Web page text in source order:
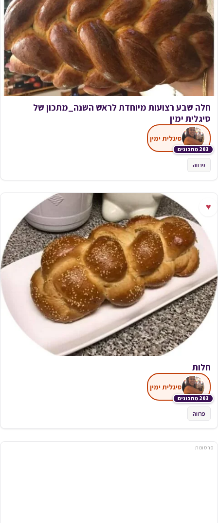
חלה שבע רצועות מיוחדת לראש השנה‏_מתכון של
סיגלית ימין
203 מתכונים
סיגלית ימין
פרווה
♥
חלות
203 מתכונים
סיגלית ימין
פרווה
פרסומת